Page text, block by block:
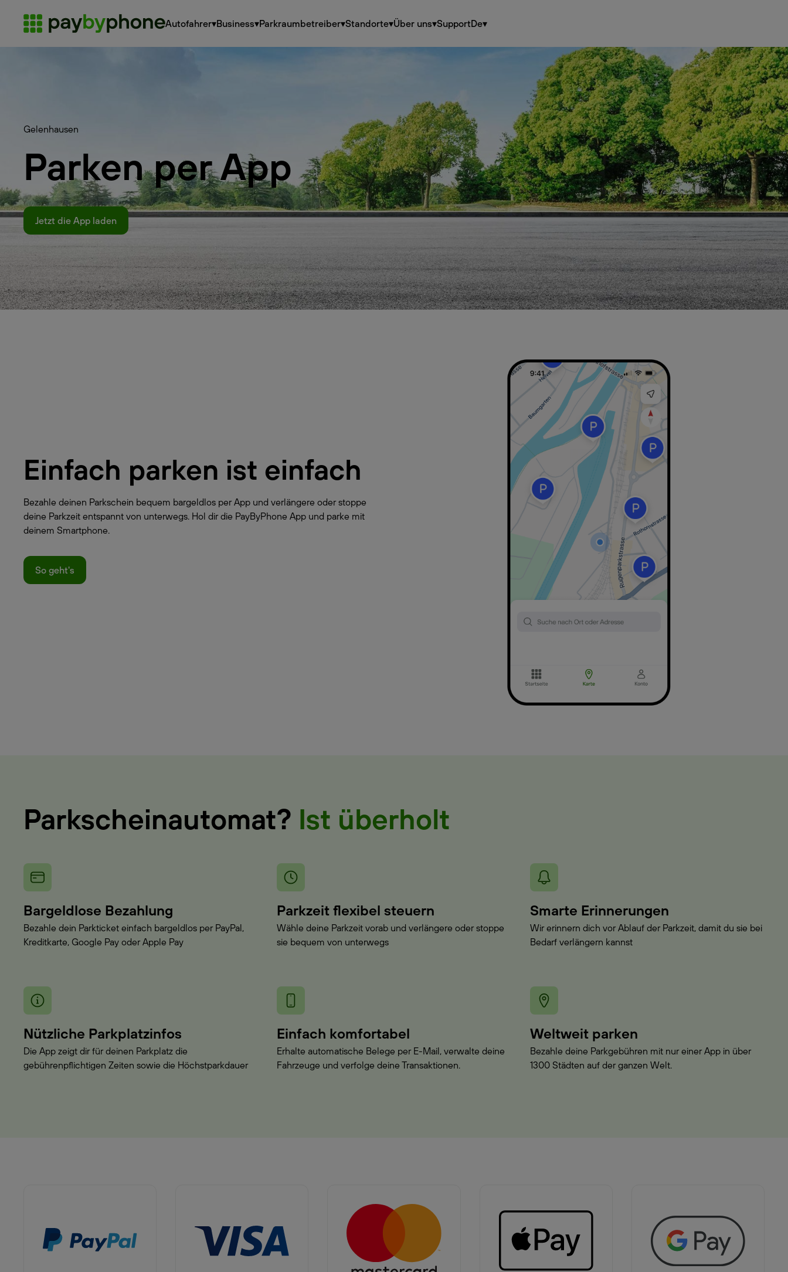
Autofahrer▾Business▾Parkraumbetreiber▾Standorte▾Über uns▾SupportDe▾
Gelenhausen
Parken per App
Jetzt die App laden
Einfach parken ist einfach
Bezahle deinen Parkschein bequem bargeldlos per App und verlängere oder stoppe
deine Parkzeit entspannt von unterwegs. Hol dir die PayByPhone App und parke mit
deinem Smartphone.
So geht's
Parkscheinautomat? Ist überholt
Bargeldlose Bezahlung
Bezahle dein Parkticket einfach bargeldlos per PayPal,
Kreditkarte, Google Pay oder Apple Pay
Parkzeit flexibel steuern
Wähle deine Parkzeit vorab und verlängere oder stoppe
sie bequem von unterwegs
Smarte Erinnerungen
Wir erinnern dich vor Ablauf der Parkzeit, damit du sie bei
Bedarf verlängern kannst
Nützliche Parkplatzinfos
Die App zeigt dir für deinen Parkplatz die
gebührenpflichtigen Zeiten sowie die Höchstparkdauer
Einfach komfortabel
Erhalte automatische Belege per E-Mail, verwalte deine
Fahrzeuge und verfolge deine Transaktionen.
Weltweit parken
Bezahle deine Parkgebühren mit nur einer App in über
1300 Städten auf der ganzen Welt.